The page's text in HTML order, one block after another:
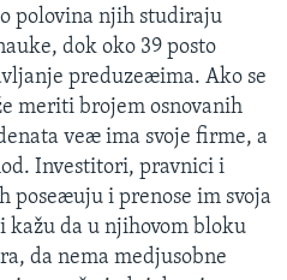
polovina njih studiraju
dok oko 39 posto
preduzeæima. Ako se
meriti brojem osnovanih
veæ ima svoje firme, a
Investitori, pravnici i
poseæuju i prenose im svoja
kažu da u njihovom bloku
da nema medjusobne